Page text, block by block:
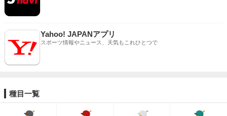
Yahoo! JAPANアプリ
スポーツ情報やニュース、天気もこれひとつで
種目一覧